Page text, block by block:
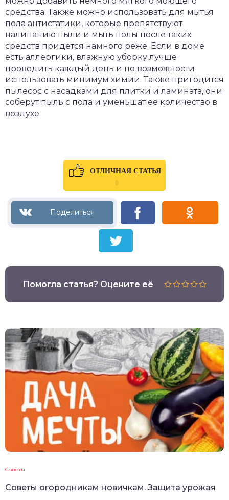
средства. Также можно использовать для мытья
пола антистатики, которые препятствуют
налипанию пыли и мыть полы после таких
средств придется намного реже. Если в доме
есть аллергики, влажную уборку лучше
проводить каждый день и по возможности
использовать минимум химии. Также пригодится
пылесос с насадками для плитки и ламината, они
соберут пыль с пола и уменьшат ее количество в
воздухе.
ОТЛИЧНАЯ СТАТЬЯ
0
Помогла статья? Оцените её
Советы
Советы огородникам новичкам. Защита урожая